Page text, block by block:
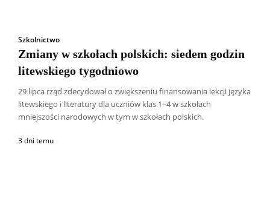
Szkolnictwo
Zmiany w szkołach polskich: siedem godzin
litewskiego tygodniowo
29 lipca rząd zdecydował o zwiększeniu finansowania lekcji języka
litewskiego i literatury dla uczniów klas 1–4 w szkołach
mniejszości narodowych w tym w szkołach polskich.
3 dni temu